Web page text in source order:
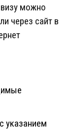
можно
через сайт в
указанием